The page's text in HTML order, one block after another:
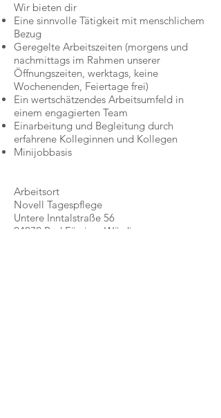
Wir bieten dir
Eine sinnvolle Tätigkeit mit menschlichem
Bezug
Geregelte Arbeitszeiten (morgens und
nachmittags im Rahmen unserer
Öffnungszeiten, werktags, keine
Wochenenden, Feiertage frei)
Ein wertschätzendes Arbeitsumfeld in
einem engagierten Team
Einarbeitung und Begleitung durch
erfahrene Kolleginnen und Kollegen
Minijobbasis
Arbeitsort
Novell Tagespflege
Untere Inntalstraße 56
94072 Bad Füssing, Würding